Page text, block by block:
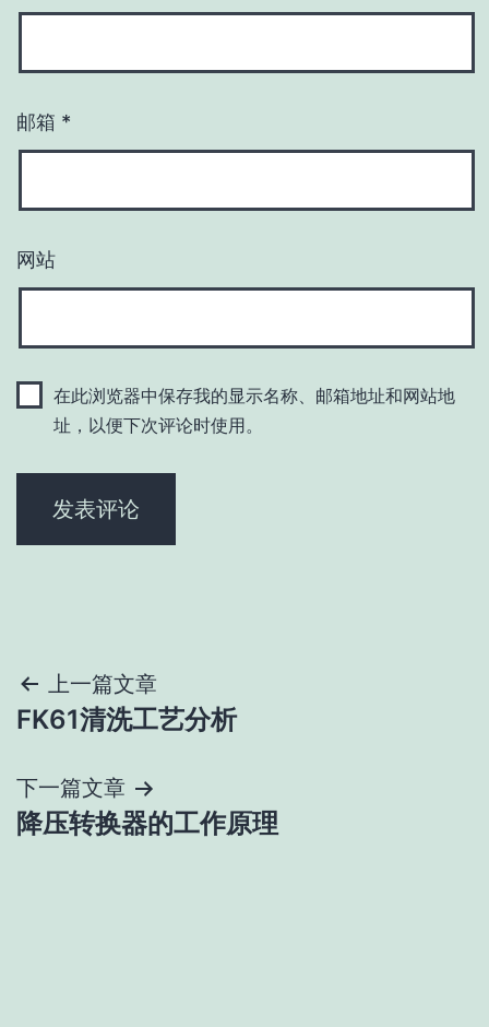
邮箱 *
网站
在此浏览器中保存我的显示名称、邮箱地址和网站地
址，以便下次评论时使用。
文
章
导
航
上一篇文章
FK61清洗工艺分析
下一篇文章
降压转换器的工作原理